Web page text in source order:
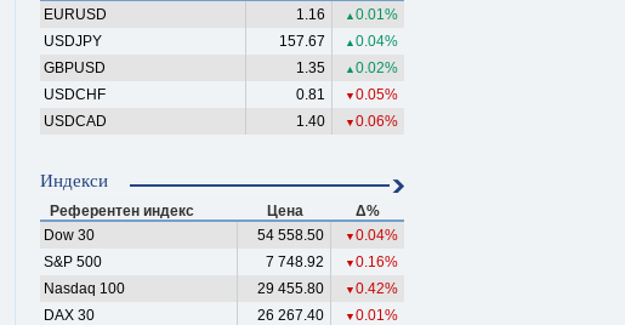
EURUSD
1.16 ▲ 0.01%
USDJPY
157.67 ▲ 0.04%
GBPUSD
1.35 ▲ 0.02%
USDCHF
0.81 ▼ 0.05%
USDCAD
1.40 ▼ 0.06%
Индекси
Референтен индекс Цена
Δ%
Dow 30
54 558.50 ▼ 0.04%
S&P 500
7 748.92 ▼ 0.16%
Nasdaq 100
29 455.80 ▼ 0.42%
DAX 30
26 267.40 ▼ 0.01%